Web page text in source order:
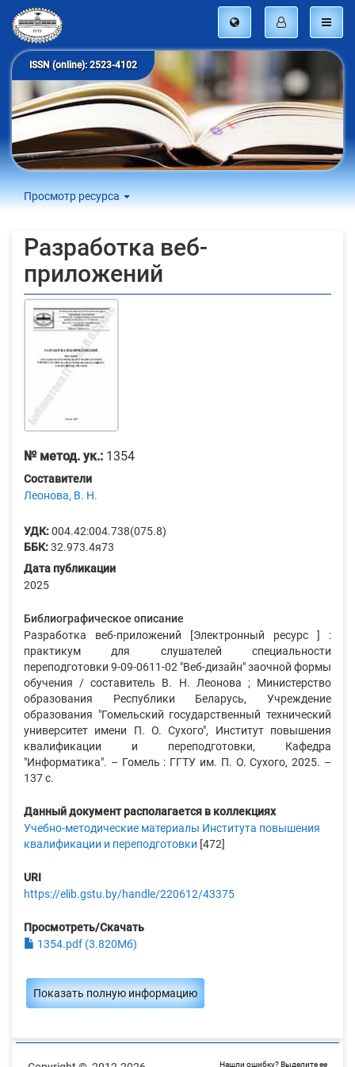
ISSN (online): 2523-4102
Просмотр ресурса
Разработка веб-
приложений
№ метод. ук.: 1354
Составители
Леонова, В. Н.
УДК:004.42:004.738(075.8)
ББК:32.973.4я73
Дата публикации
2025
Библиографическое описание
Разработка веб-приложений [Электронный ресурс ] :
практикум для слушателей специальности
переподготовки 9-09-0611-02 "Веб-дизайн" заочной формы
обучения / составитель В. Н. Леонова ; Министерство
образования Республики Беларусь, Учреждение
образования "Гомельский государственный технический
университет имени П. О. Сухого", Институт повышения
квалификации и переподготовки, Кафедра
"Информатика". – Гомель : ГГТУ им. П. О. Сухого, 2025. –
137 с.
Данный документ располагается в коллекциях
Учебно-методические материалы Института повышения
квалификации и переподготовки [472]
URI
https://elib.gstu.by/handle/220612/43375
Просмотреть/Скачать
1354.pdf (3.820Мб)
Показать полную информацию
Нашли ошибку? Выделите ее